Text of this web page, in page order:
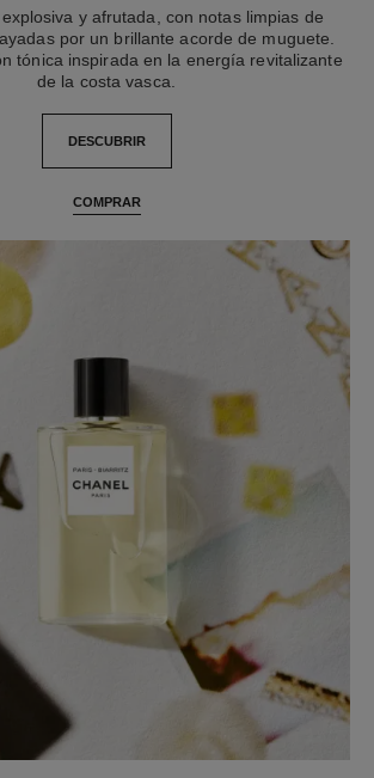
y afrutada, con notas limpias de
por un brillante acorde de muguete.
tónica inspirada en la energía revitalizante
de la costa vasca.
DESCUBRIR
COMPRAR